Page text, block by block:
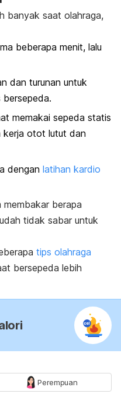
banyak saat olahraga,
beberapa menit, lalu
dan turunan untuk
memakai sepeda statis
kerja otot lutut dan
dengan latihan kardio
membakar berapa
tidak sabar untuk
tips olahraga
bersepeda lebih
Perempuan